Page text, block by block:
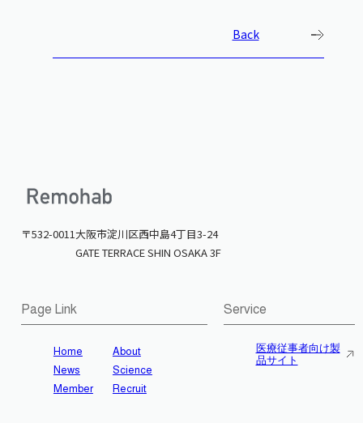
Back
〒532-0011大阪市淀川区西中島4丁目3-24
GATE TERRACE SHIN OSAKA 3F
Page Link
Home
About
News
Science
Member
Recruit
Service
医療従事者向け製
品サイト